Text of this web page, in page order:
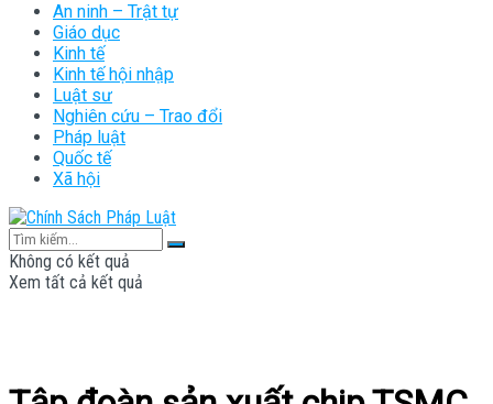
An ninh – Trật tự
Giáo dục
Kinh tế
Kinh tế hội nhập
Luật sư
Nghiên cứu – Trao đổi
Pháp luật
Quốc tế
Xã hội
Không có kết quả
Xem tất cả kết quả